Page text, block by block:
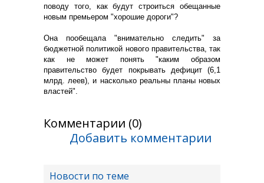
поводу того, как будут строиться обещанные
новым премьером "хорошие дороги"?
Она пообещала "внимательно следить" за
бюджетной политикой нового правительства, так
как не может понять "каким образом
правительство будет покрывать дефицит (6,1
млрд. леев), и насколько реальны планы новых
властей".
Комментарии (0)
Добавить комментарии
Новости по теме